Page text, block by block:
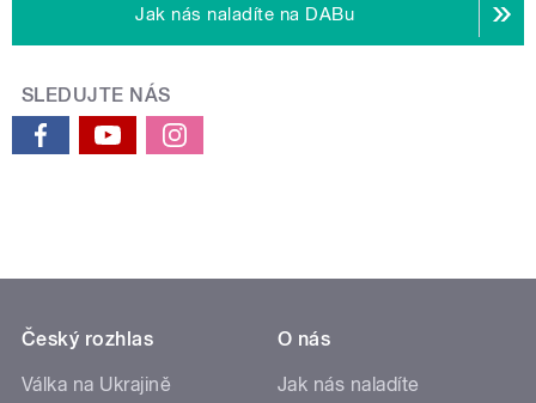
Jak nás naladíte na DABu
SLEDUJTE NÁS
Český rozhlas
Válka na Ukrajině
O nás
Jak nás naladíte